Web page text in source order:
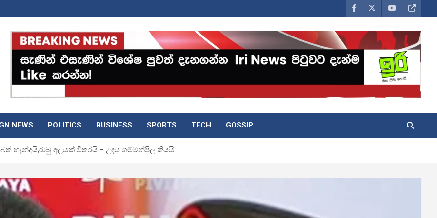
NEWS POLITICS BUSINESS SPORTS TECH GOSSIP
හැන්දයි,රාබු අලයක් විතරයි – උදය ගම්මන්පිල කියයි